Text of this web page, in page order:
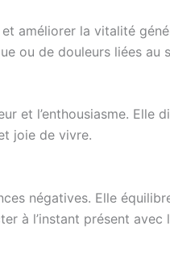
améliorer la vitalité
ou de douleurs liées au
et l’enthousiasme. Elle
joie de vivre.
négatives. Elle
à l’instant présent avec